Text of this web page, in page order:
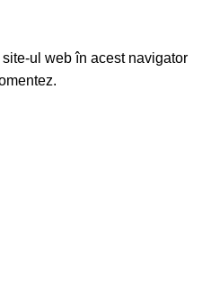
ul web în acest navigator